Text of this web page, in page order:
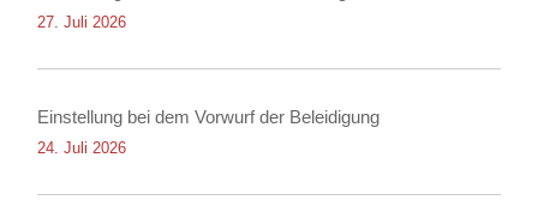
27. Juli 2026
Einstellung bei dem Vorwurf der Beleidigung
24. Juli 2026